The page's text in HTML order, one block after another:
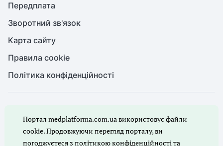
Передплата
Зворотний зв'язок
Карта сайту
Правила cookie
Політика конфіденційності
Повне або часткове копіювання будь-яких матеріалів порталу,
цитування, публікація їх анотованих оглядів допускаються лише
з письмового дозволу редакції порталу.
Портал medplatforma.com.ua використовує файли
cookie. Продовжуючи перегляд порталу, ви
погоджуєтеся зполітикою конфіденційностіта